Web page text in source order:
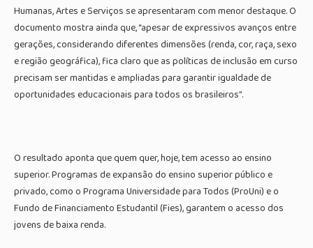
Humanas, Artes e Serviços se apresentaram com menor destaque. O
documento mostra ainda que, “apesar de expressivos avanços entre
gerações, considerando diferentes dimensões (renda, cor, raça, sexo
e região geográfica), fica claro que as políticas de inclusão em curso
precisam ser mantidas e ampliadas para garantir igualdade de
oportunidades educacionais para todos os brasileiros”.
O resultado aponta que quem quer, hoje, tem acesso ao ensino
superior. Programas de expansão do ensino superior público e
privado, como o Programa Universidade para Todos (ProUni) e o
Fundo de Financiamento Estudantil (Fies), garantem o acesso dos
jovens de baixa renda.